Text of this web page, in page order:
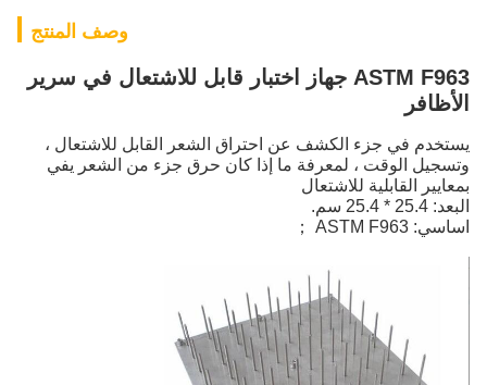
وصف المنتج
ASTM F963 جهاز اختبار قابل للاشتعال في سرير
الأظافر
يستخدم في جزء الكشف عن احتراق الشعر القابل للاشتعال ،
وتسجيل الوقت ، لمعرفة ما إذا كان حرق جزء من الشعر يفي
بمعايير القابلية للاشتعال
البعد: 25.4 * 25.4 سم.
اساسي: ASTM F963 ；